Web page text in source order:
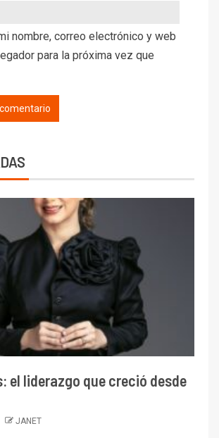
nombre, correo electrónico y web
para la próxima vez que
el liderazgo que creció desde
JANET